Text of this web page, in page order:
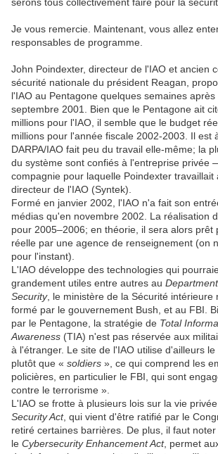
Je vous remercie. Maintenant, vous allez
responsables de programme.
John Poindexter, directeur de l'IAO et ancien
sécurité nationale du président Reagan,
l'IAO au Pentagone quelques semaines après
septembre 2001. Bien que le Pentagone ait
millions pour l'IAO, il semble que le budget
millions pour l'année fiscale 2002-2003. Il est
DARPA/IAO fait peu du travail elle-même; la
du système sont confiés à l'entreprise privée
compagnie pour laquelle Poindexter travaillait
directeur de l'IAO (Syntek).
Formé en janvier 2002, l'IAO n'a fait son
médias qu'en novembre 2002. La réalisation
pour 2005–2006; en théorie, il sera alors prêt
réelle par une agence de renseignement (on
pour l'instant).
L'IAO développe des technologies qui
grandement utiles entre autres au
Security, le ministère de la Sécurité intérieure
formé par le gouvernement Bush, et au FBI.
par le Pentagone, la stratégie de Total
Awareness (TIA) n'est pas réservée aux
à l'étranger. Le site de l'IAO utilise d'ailleurs le
plutôt que « soldiers », ce qui comprend les
policières, en particulier le FBI, qui sont
contre le terrorisme ».
L'IAO se frotte à plusieurs lois sur la vie
Security Act, qui vient d'être ratifié par le
retiré certaines barrières. De plus, il faut
le Cybersecurity Enhancement Act, permet